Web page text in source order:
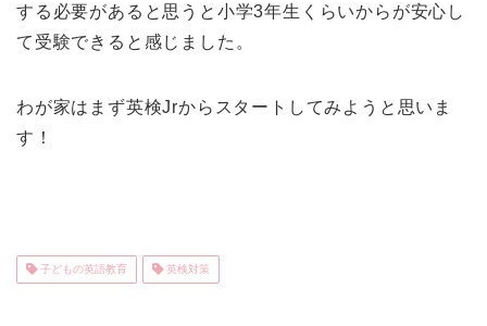
する必要があると思うと小学3年生くらいからが安心し
て受験できると感じました。
わが家はまず英検Jrからスタートしてみようと思いま
す！
子どもの英語教育 英検対策